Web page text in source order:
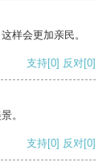
样会更加亲民。
支持[0] 反对[0]
。
支持[0] 反对[0]